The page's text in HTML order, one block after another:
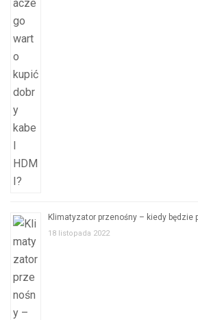
Klimatyzator przenośny – kiedy będzie
18 listopada 2022